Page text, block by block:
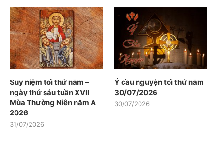
Suy niệm tối thứ năm –
ngày thứ sáu tuần XVII
Mùa Thường Niên năm A
2026
31/07/2026
Ý cầu nguyện tối thứ năm
30/07/2026
30/07/2026